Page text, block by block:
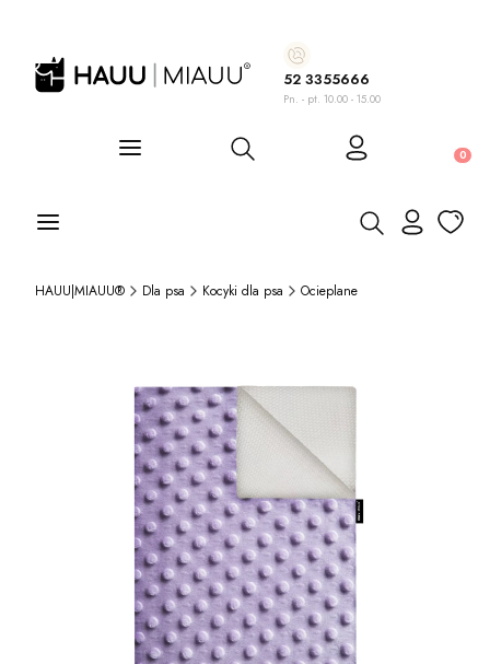
52 3355666
Pn. - pt. 10.00 - 15.00
Otwórz wyszukiwarkę
Otwórz
HAUU|MIAUU® Dla psa Kocyki dla psa Ocieplane